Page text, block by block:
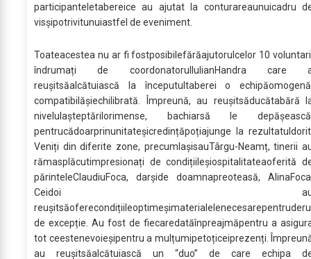
participanteletabereice au ajutat la conturareaunuicadru
visșipotrivitunuiastfel de eveniment.
Toateacestea nu ar fi fostposibilefărăajutorulcelor 10
îndrumați de coordonatorulIulianHandra care
reușitsăalcătuiască la începutultaberei o
compatibilășiechilibrată. Împreună, au reușitsăducătabără
nivelulașteptărilorimense, bachiarsă le
pentrucădoarprinunitateșicredințăpoțiajunge la
Veniți din diferite zone, precumIașisauTârgu-Neamț, tinerii
rămasplăcutimpresionați de condițiileșiospitalitateaoferită
părinteleClaudiuFoca, darșide doamnapreoteasă,
Ceidoi
de excepție. Au fost de fiecaredatăînpreajmăpentru a
tot ceestenevoieșipentru a mulțumipetoțiceiprezenți.
au reușitsăalcătuiască un “duo” de care echipa